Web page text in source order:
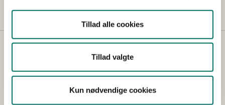
Tillad alle cookies
Tillad valgte
Kun nødvendige cookies